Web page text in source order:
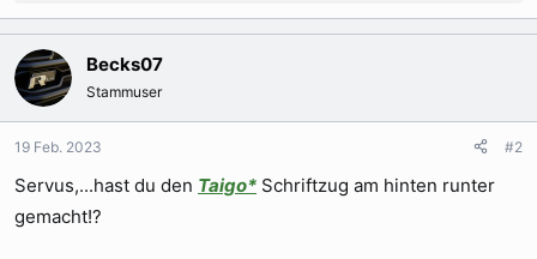
a
k
t
i
o
n
n
Becks07
Stammuser
19 Feb. 2023 #2
Servus,...hast du den Taigo* Schriftzug am hinten runter
gemacht!?